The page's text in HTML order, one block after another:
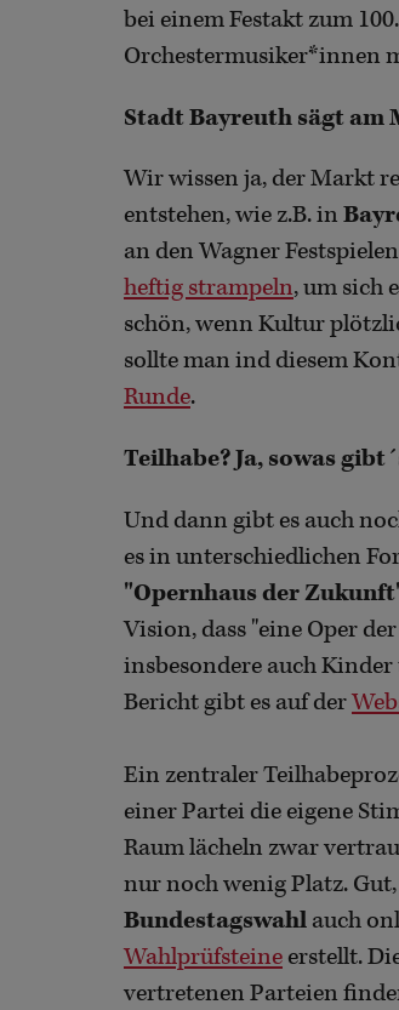
bei einem Festakt zum
Orchestermusiker*innen
Stadt Bayreuth sägt am
Wir wissen ja, der Markt
entstehen, wie z.B. in
an den Wagner
heftig strampeln, um sich
schön, wenn Kultur
sollte man ind diesem
Runde.
Teilhabe? Ja, sowas
Und dann gibt es auch
es in unterschiedlichen
"Opernhaus der
Vision, dass "eine Oper
insbesondere auch
Bericht gibt es auf der
Ein zentraler
einer Partei die eigene
Raum lächeln zwar
nur noch wenig Platz.
Bundestagswahl auch
Wahlprüfsteine erstellt.
vertretenen Parteien